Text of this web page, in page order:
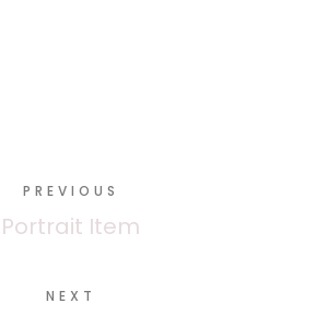
PREVIOUS
Portrait Item
NEXT